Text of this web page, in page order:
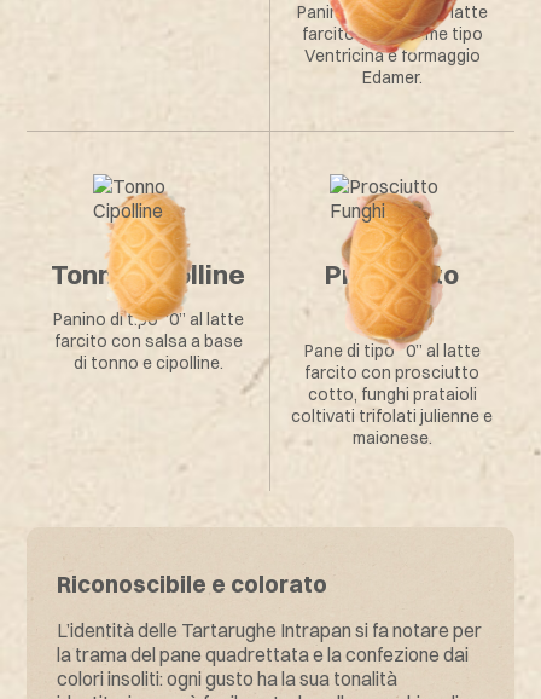
Panino di tipo “0” al latte
farcito con salame tipo
Ventricina e formaggio
Edamer.
Tonno Cipolline
Panino di tipo “0” al latte
farcito con salsa a base
di tonno e cipolline.
Prosciutto
Funghi
Pane di tipo “0” al latte
farcito con prosciutto
cotto, funghi prataioli
coltivati trifolati julienne e
maionese.
Riconoscibile e colorato
L’identità delle Tartarughe Intrapan si fa notare per
la trama del pane quadrettata e la confezione dai
colori insoliti: ogni gusto ha la sua tonalità